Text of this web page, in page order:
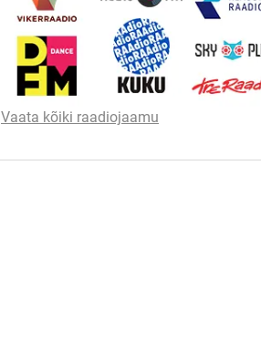
Vaata kõiki raadiojaamu